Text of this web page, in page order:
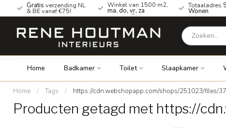
Gratis verzending NL
& BE vanaf €75!
Winkel van 1500 m2,
ma, do, vr, za
geopend!
Totaaladres
Wonen
Home Badkamer Toilet Slaapkamer
Home / Tags / https://cdn.webshopapp.com/shops/251023/files/
Producten getagd met https://